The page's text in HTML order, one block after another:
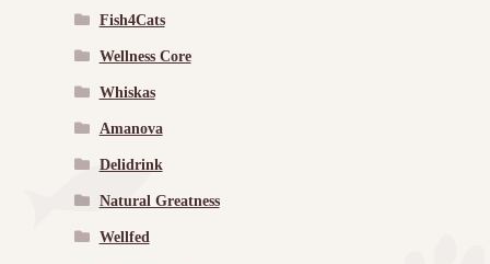
Fish4Cats
Wellness Core
Whiskas
Amanova
Delidrink
Natural Greatness
Wellfed